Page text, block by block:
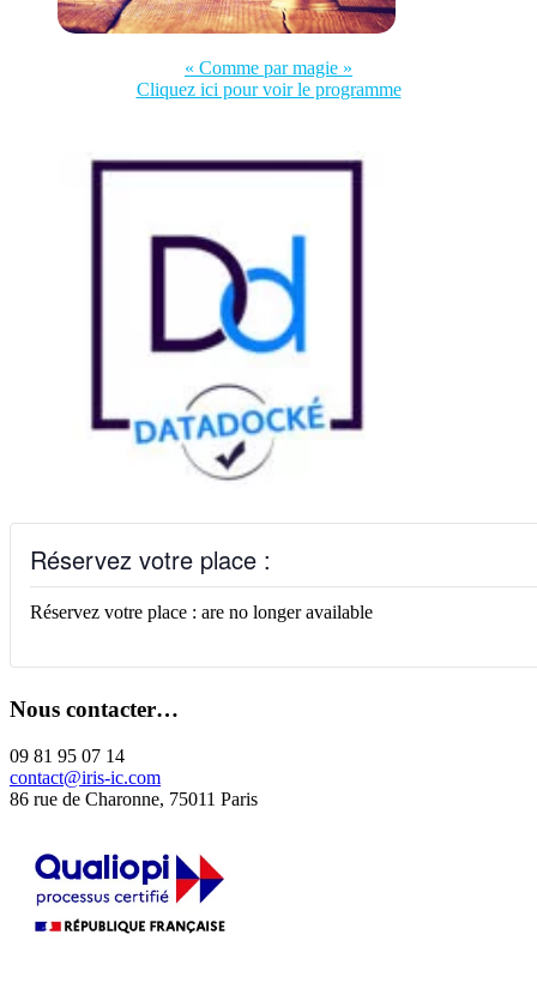
« Comme par magie »
Cliquez ici pour voir le programme
Réservez votre place :
Réservez votre place : are no longer available
Nous contacter…
09 81 95 07 14
contact@iris-ic.com
86 rue de Charonne, 75011 Paris